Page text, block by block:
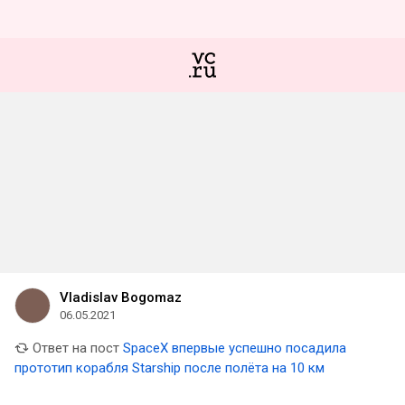
Vladislav Bogomaz
06.05.2021
Ответ на пост SpaceX впервые успешно посадила
прототип корабля Starship после полёта на 10 км